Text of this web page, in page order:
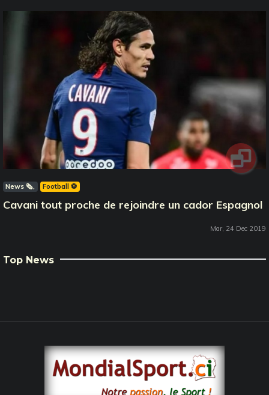
News 🗞️ Football ⚽️
Cavani tout proche de rejoindre un cador Espagnol
Mar, 24 Dec 2019
Top News